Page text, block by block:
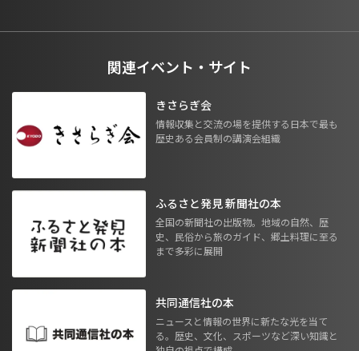
関連イベント・サイト
きさらぎ会
情報収集と交流の場を提供する日本で最も
歴史ある会員制の講演会組織
ふるさと発見 新聞社の本
全国の新聞社の出版物。地域の自然、歴
史、民俗から旅のガイド、郷土料理に至る
まで多彩に展開
共同通信社の本
ニュースと情報の世界に新たな光を当て
る。歴史、文化、スポーツなど深い知識と